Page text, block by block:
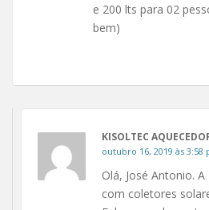
e 200 lts para 02
bem)
KISOLTEC
outubro 16, 2019 às 3:58
Olá, José Antonio.
com coletores